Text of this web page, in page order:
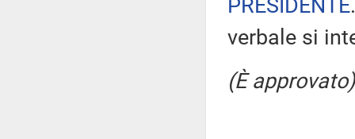
PRESIDENTE
verbale si
(È approvato)